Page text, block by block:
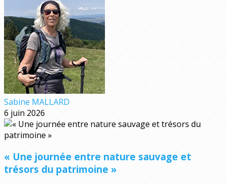
Sabine MALLARD
6 juin 2026
« Une journée entre nature sauvage et
trésors du patrimoine »